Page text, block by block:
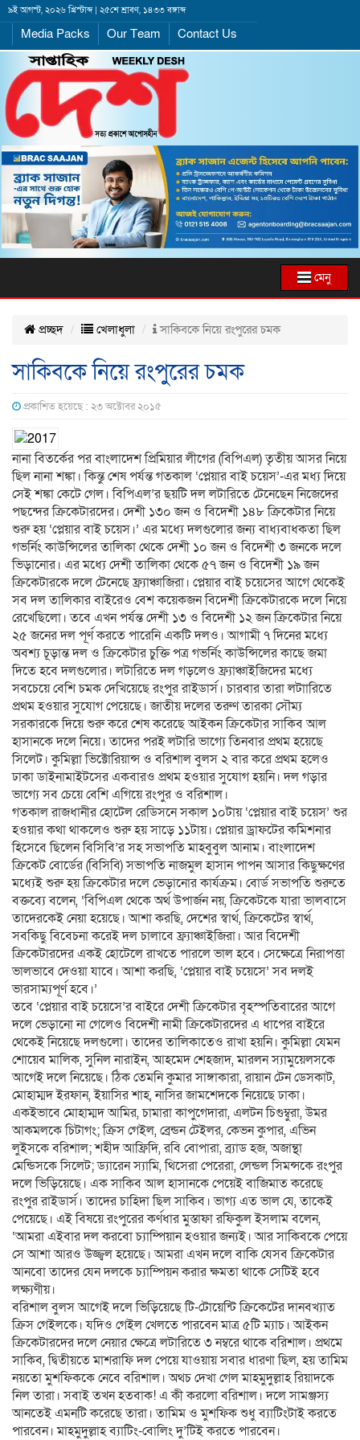
৯ই আগস্ট, ২০২৬ খ্রিস্টাব্দ | ২৫শে শ্রাবণ, ১৪৩৩ বঙ্গাব্দ
Media Packs Our Team Contact Us
মেনু
প্রচ্ছদ খেলাধুলা সাকিবকে নিয়ে রংপুরের চমক
সাকিবকে নিয়ে রংপুরের চমক
প্রকাশিত হয়েছে : ২৩ অক্টোবর ২০১৫
নানা বিতর্কের পর বাংলাদেশ প্রিমিয়ার লীগের (বিপিএল) তৃতীয় আসর নিয়ে
ছিল নানা শঙ্কা। কিন্তু শেষ পর্যন্ত গতকাল ‘প্লেয়ার বাই চয়েস’-এর মধ্য দিয়ে
সেই শঙ্কা কেটে গেল। বিপিএল’র ছয়টি দল লটারিতে টেনেছেন নিজেদের
পছন্দের ক্রিকেটারদের। দেশী ১৩০ জন ও বিদেশী ১৪৮ ক্রিকেটার নিয়ে
শুরু হয় ‘প্লেয়ার বাই চয়েস।’ এর মধ্যে দলগুলোর জন্য বাধ্যবাধকতা ছিল
গভর্নিং কাউন্সিলের তালিকা থেকে দেশী ১০ জন ও বিদেশী ৩ জনকে দলে
ভিড়ানোর। এর মধ্যে দেশী তালিকা থেকে ৫৭ জন ও বিদেশী ১৯ জন
ক্রিকেটারকে দলে টেনেছে ফ্র্যাঞ্চাজিরা। প্লেয়ার বাই চয়েসের আগে থেকেই
সব দল তালিকার বাইরেও বেশ কয়েকজন বিদেশী ক্রিকেটারকে দলে নিয়ে
রেখেছিলো। তবে এখন পর্যন্ত দেশী ১৩ ও বিদেশী ১২ জন ক্রিকেটার নিয়ে
২৫ জনের দল পূর্ণ করতে পারেনি একটি দলও। আগামী ৭ দিনের মধ্যে
অবশ্য চূড়ান্ত দল ও ক্রিকেটার চুক্তি পত্র গভর্নিং কাউন্সিলের কাছে জমা
দিতে হবে দলগুলোর। লটারিতে দল গড়লেও ফ্র্যাঞ্চাইজিদের মধ্যে
সবচেয়ে বেশি চমক দেখিয়েছে রংপুর রাইডার্স। চারবার তারা লটাারিতে
প্রথম হওয়ার সুযোগ পেয়েছে। জাতীয় দলের তরুণ তারকা সৌম্য
সরকারকে দিয়ে শুরু করে শেষ করেছে আইকন ক্রিকেটার সাকিব আল
হাসানকে দলে নিয়ে। তাদের পরই লটারি ভাগ্যে তিনবার প্রথম হয়েছে
সিলেট। কুমিল্লা ভিক্টোরিয়ান্স ও বরিশাল বুলস ২ বার করে প্রথম হলেও
ঢাকা ডাইনামাইটসের একবারও প্রথম হওয়ার সুযোগ হয়নি। দল গড়ার
ভাগ্যে সব চেয়ে বেশি এগিয়ে রংপুর ও বরিশাল।
গতকাল রাজধানীর হোটেল রেডিসনে সকাল ১০টায় ‘প্লেয়ার বাই চয়েস’ শুর
হওয়ার কথা থাকলেও শুরু হয় সাড়ে ১১টায়। প্লেয়ার ড্রাফটের কমিশনার
হিসেবে ছিলেন বিসিবি’র সহ সভাপতি মাহবুবুল আনাম। বাংলাদেশ
ক্রিকেট বোর্ডের (বিসিবি) সভাপতি নাজমুল হাসান পাপন আসার কিছুক্ষণের
মধ্যেই শুরু হয় ক্রিকেটার দলে ভেড়ানোর কার্যক্রম। বোর্ড সভাপতি শুরুতে
বক্তব্যে বলেন, ‘বিপিএল থেকে অর্থ উপার্জন নয়, ক্রিকেটকে যারা ভালবাসে
তাদেরকেই নেয়া হয়েছে। আশা করছি, দেশের স্বার্থ, ক্রিকেটের স্বার্থ,
সবকিছু বিবেচনা করেই দল চালাবে ফ্র্যাঞ্চাইজিরা। আর বিদেশী
ক্রিকেটারদের একই হোটেলে রাখতে পারলে ভাল হবে। সেক্ষেত্রে নিরাপত্তা
ভালভাবে দেওয়া যাবে। আশা করছি, ‘প্লেয়ার বাই চয়েসে’ সব দলই
ভারসাম্যপূর্ণ হবে।’
তবে ‘প্লেয়ার বাই চয়েসে’র বাইরে দেশী ক্রিকেটার বৃহস্পতিবারের আগে
দলে ভেড়ানো না গেলেও বিদেশী নামী ক্রিকেটারদের এ ধাপের বাইরে
থেকেই নিয়েছে দলগুলো। তাদের তালিকাতেও রাখা হয়নি। কুমিল্লা যেমন
শোয়েব মালিক, সুনিল নারাইন, আহমেদ শেহজাদ, মারলন স্যামুয়েলসকে
আগেই দলে নিয়েছে। ঠিক তেমনি কুমার সাঙ্গাকারা, রায়ান টেন ডেসকাট,
মোহাম্মদ ইরফান, ইয়াসির শাহ, নাসির জামশেদকে নিয়েছে ঢাকা।
একইভাবে মোহাম্মদ আমির, চামারা কাপুগেদারা, এলটন চিগুম্বুরা, উমর
আকমলকে চিটাগং; ক্রিস গেইল, ব্রেন্ডন টেইলর, কেভন কুপার, এভিন
লুইসকে বরিশাল; শহীদ আফ্রিদি, রবি বোপারা, ব্র্যাড হজ, অজান্থা
মেন্ডিসকে সিলেট; ড্যারেন স্যামি, থিসেরা পেরেরা, লেন্ডল সিমন্সকে রংপুর
দলে ভিড়িয়েছে। এক সাকিব আল হাসানকে পেয়েই বাজিমাত করেছে
রংপুর রাইডার্স। তাদের চাহিদা ছিল সাকিব। ভাগ্য এত ভাল যে, তাকেই
পেয়েছে। এই বিষয়ে রংপুরের কর্ণধার মুস্তাফা রফিকুল ইসলাম বলেন,
‘আমরা এইবার দল করবো চ্যাম্পিয়ান হওয়ার জন্যই। আর সাকিবকে পেয়ে
সে আশা আরও উজ্জ্বল হয়েছে। আমরা এখন দলে বাকি যেসব ক্রিকেটার
আনবো তাদের যেন দলকে চ্যাম্পিয়ন করার ক্ষমতা থাকে সেটিই হবে
লক্ষ্যণীয়।
বরিশাল বুলস আগেই দলে ভিড়িয়েছে টি-টোয়েন্টি ক্রিকেটের দানবখ্যাত
ক্রিস গেইলকে। যদিও গেইল খেলতে পারবেন মাত্র ৫টি ম্যাচ। আইকন
ক্রিকেটারদের দলে নেয়ার ক্ষেত্রে লটারিতে ৩ নম্বরে থাকে বরিশাল। প্রথমে
সাকিব, দ্বিতীয়তে মাশরাফি দল পেয়ে যাওয়ায় সবার ধারণা ছিল, হয় তামিম
নয়তো মুশফিককে নেবে বরিশাল। অথচ দেখা গেল মাহমুদুল্লাহ রিয়াদকে
নিল তারা। সবাই তখন হতবাক! এ কী করলো বরিশাল। দলে সামঞ্জস্য
আনতেই এমনটি করেছে তারা। তামিম ও মুশফিক শুধু ব্যাটিংটাই করতে
পারবেন। মাহমুদুল্লাহ ব্যাটিং-বোলিং দু’টিই করতে পারবেন।